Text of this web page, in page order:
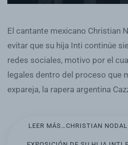
El cantante mexicano Christian
evitar que su hija Inti continúe
redes sociales, motivo por el
legales dentro del proceso que
expareja, la rapera argentina
LEER MÁS…CHRISTIAN